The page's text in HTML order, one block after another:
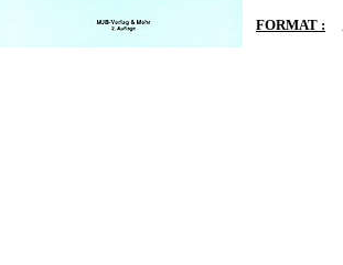
FORMAT :